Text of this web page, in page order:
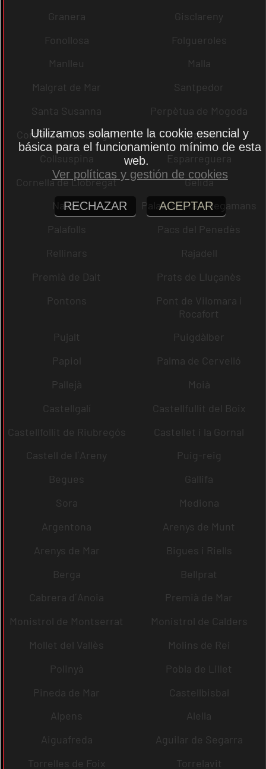
Granera
Gisclareny
Fonollosa
Folgueroles
Manlleu
Malla
Malgrat de Mar
Santpedor
Santa Susanna
Perpètua de Mogoda
Corbera de Llobregat
Copons
Collsuspina
Esparreguera
Cornellà de Llobregat
Gelida
Navas
Palau-solità i Plegamans
Palafolls
Pacs del Penedès
Rellinars
Rajadell
Premià de Dalt
Prats de Lluçanès
Pontons
Pont de Vilomara i
Rocafort
Pujalt
Puigdàlber
Papiol
Palma de Cervelló
Pallejà
Moià
Castellgalí
Castellfullit del Boix
Castellfollit de Riubregós
Castellet i la Gornal
Castell de l´Areny
Puig-reig
Begues
Gallifa
Sora
Mediona
Argentona
Arenys de Munt
Arenys de Mar
Bigues i Riells
Berga
Bellprat
Cabrera d´Anoia
Premià de Mar
Monistrol de Montserrat
Monistrol de Calders
Mollet del Vallès
Molins de Rei
Polinyà
Pobla de Lillet
Pineda de Mar
Castellbisbal
Alpens
Alella
Aiguafreda
Aguilar de Segarra
Torrelles de Foix
Torrelavit
Utilizamos solamente la cookie esencial y
básica para el funcionamiento mínimo de esta
web.
Ver políticas y gestión de cookies
RECHAZAR ACEPTAR